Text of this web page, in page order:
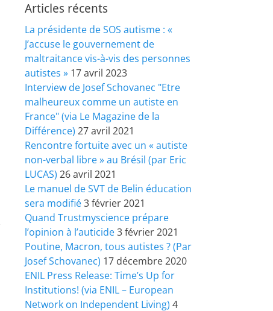
Articles récents
La présidente de SOS autisme : «
J’accuse le gouvernement de
maltraitance vis-à-vis des personnes
autistes » 17 avril 2023
Interview de Josef Schovanec "Etre
malheureux comme un autiste en
France" (via Le Magazine de la
Différence) 27 avril 2021
Rencontre fortuite avec un « autiste
non-verbal libre » au Brésil (par Eric
LUCAS) 26 avril 2021
Le manuel de SVT de Belin éducation
sera modifié3 février 2021
Quand Trustmyscience prépare
l’opinion à l’auticide3 février 2021
Poutine, Macron, tous autistes ? (Par
Josef Schovanec) 17 décembre 2020
ENIL Press Release: Time’s Up for
Institutions! (via ENIL – European
Network on Independent Living) 4